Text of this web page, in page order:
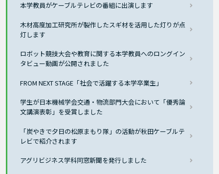
本学教員がケーブルテレビの番組に出演します
木材高度加工研究所が製作したスギ材を活用した灯りが点
灯します
ロボット競技大会や教育に関する本学教員へのロングイン
タビュー動画が公開されました
FROM NEXT STAGE「社会で活躍する本学卒業生」
学生が日本機械学会交通・物流部門大会において「優秀論
文講演表彰」を受賞しました
「炭やきで夕日の松原まもり隊」の活動が秋田ケーブルテ
レビで紹介されます
アグリビジネス学科同窓新聞を発行しました